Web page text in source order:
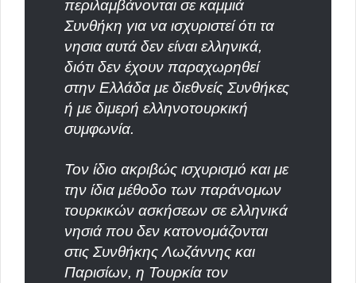
περιλαμβάνονται σε καμμιά
Συνθήκη για να ισχυριστεί ότι τα
νησια αυτά δεν είναι ελληνικά,
διότι δεν έχουν παραχωρηθεί
στην Ελλάδα με διεθνείς Συνθήκες
ή με διμερή ελληνοτουρκική
συμφωνία.
Τον ίδιο ακριβώς ισχυρισμό και με
την ίδια μέθοδο των παράνομων
τουρκικών ασκήσεων σε ελληνικά
νησιά που δεν κατονομάζονται
στις Συνθήκης Λωζάννης και
Παρισίων, η Τουρκία τον